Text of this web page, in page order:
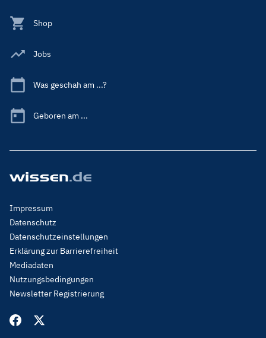
Shop
Jobs
Was geschah am ...?
Geboren am ...
Footer
Menu
Legal
Impressum
Datenschutz
Datenschutzeinstellungen
Erklärung zur Barrierefreiheit
Mediadaten
Nutzungsbedingungen
Newsletter Registrierung